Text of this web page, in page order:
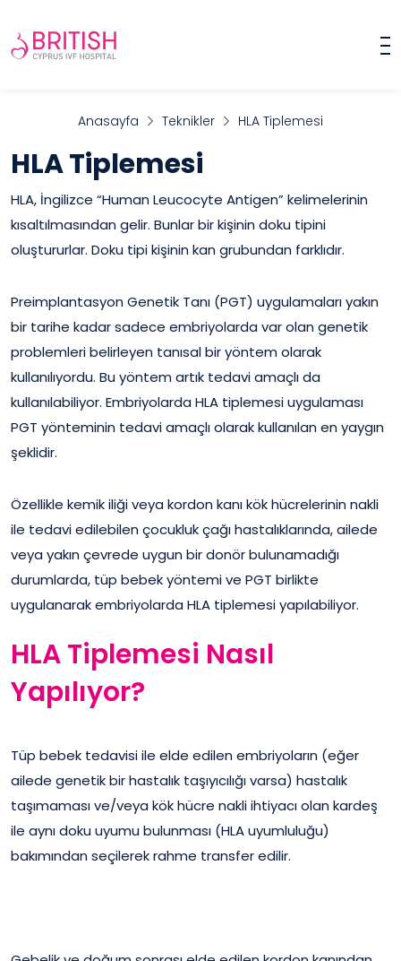
Anasayfa Teknikler HLA Tiplemesi
HLA Tiplemesi
HLA, İngilizce “Human Leucocyte Antigen” kelimelerinin
kısaltılmasından gelir. Bunlar bir kişinin doku tipini
oluştururlar. Doku tipi kişinin kan grubundan farklıdır.
Preimplantasyon Genetik Tanı (PGT) uygulamaları yakın
bir tarihe kadar sadece embriyolarda var olan genetik
problemleri belirleyen tanısal bir yöntem olarak
kullanılıyordu. Bu yöntem artık tedavi amaçlı da
kullanılabiliyor. Embriyolarda HLA tiplemesi uygulaması
PGT yönteminin tedavi amaçlı olarak kullanılan en yaygın
şeklidir.
Özellikle kemik iliği veya kordon kanı kök hücrelerinin nakli
ile tedavi edilebilen çocukluk çağı hastalıklarında, ailede
veya yakın çevrede uygun bir donör bulunamadığı
durumlarda, tüp bebek yöntemi ve PGT birlikte
uygulanarak embriyolarda HLA tiplemesi yapılabiliyor.
HLA Tiplemesi Nasıl
Yapılıyor?
Tüp bebek tedavisi ile elde edilen embriyoların (eğer
ailede genetik bir hastalık taşıyıcılığı varsa) hastalık
taşımaması ve/veya kök hücre nakli ihtiyacı olan kardeş
ile aynı doku uyumu bulunması (HLA uyumluluğu)
bakımından seçilerek rahme transfer edilir.